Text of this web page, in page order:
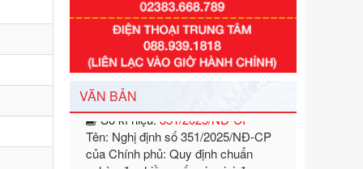
VĂN BẢN
Số kí hiệu:351/2025/NĐ-CP
Tên: Nghị định số 351/2025/NĐ-CP
của Chính phủ: Quy định chuẩn
nghèo đa chiều quốc gia giai đoạn
2026 - 2030
Ngày ban hành: 29/12/2026